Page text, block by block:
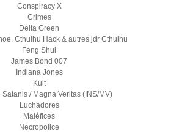
Conspiracy X
Crimes
Delta Green
Cthulhu Hack & autres jdr Cthulhu
Feng Shui
James Bond 007
Indiana Jones
Kult
Satanis / Magna Veritas (INS/MV)
Luchadores
Maléfices
Necropolice